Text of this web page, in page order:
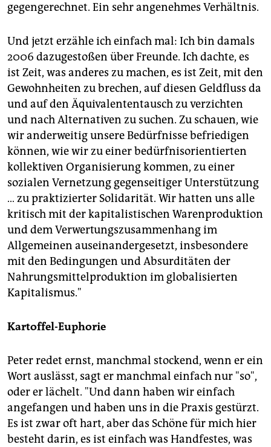
gegengerechnet. Ein sehr angenehmes Verhältnis.
Und jetzt erzähle ich einfach mal: Ich bin damals
2006 dazugestoßen über Freunde. Ich dachte, es
ist Zeit, was anderes zu machen, es ist Zeit, mit den
Gewohnheiten zu brechen, auf diesen Geldfluss da
und auf den Äquivalententausch zu verzichten
und nach Alternativen zu suchen. Zu schauen, wie
wir anderweitig unsere Bedürfnisse befriedigen
können, wie wir zu einer bedürfnisorientierten
kollektiven Organisierung kommen, zu einer
sozialen Vernetzung gegenseitiger Unterstützung
… zu praktizierter Solidarität. Wir hatten uns alle
kritisch mit der kapitalistischen Warenproduktion
und dem Verwertungszusammenhang im
Allgemeinen auseinandergesetzt, insbesondere
mit den Bedingungen und Absurditäten der
Nahrungsmittelproduktion im globalisierten
Kapitalismus."
Kartoffel-Euphorie
Peter redet ernst, manchmal stockend, wenn er ein
Wort auslässt, sagt er manchmal einfach nur "so",
oder er lächelt. "Und dann haben wir einfach
angefangen und haben uns in die Praxis gestürzt.
Es ist zwar oft hart, aber das Schöne für mich hier
besteht darin, es ist einfach was Handfestes, was